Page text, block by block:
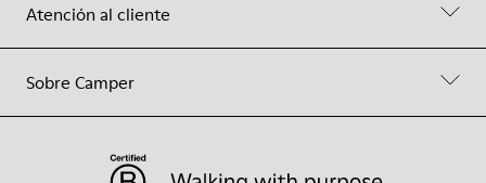
Atención al cliente
Sobre Camper